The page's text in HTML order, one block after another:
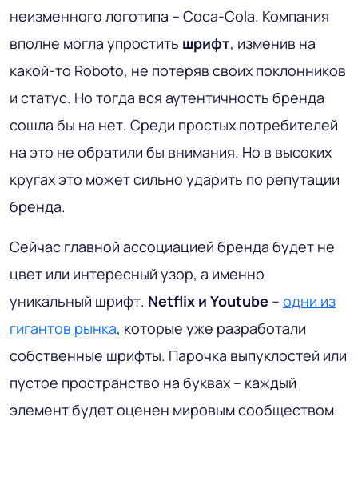
неизменного логотипа – Coca-Cola. Компания
вполне могла упростить шрифт, изменив на
какой-то Roboto, не потеряв своих поклонников
и статус. Но тогда вся аутентичность бренда
сошла бы на нет. Среди простых потребителей
на это не обратили бы внимания. Но в высоких
кругах это может сильно ударить по репутации
бренда.
Сейчас главной ассоциацией бренда будет не
цвет или интересный узор, а именно
уникальный шрифт. Netflix и Youtube – одни из
гигантов рынка, которые уже разработали
собственные шрифты. Парочка выпуклостей или
пустое пространство на буквах – каждый
элемент будет оценен мировым сообществом.